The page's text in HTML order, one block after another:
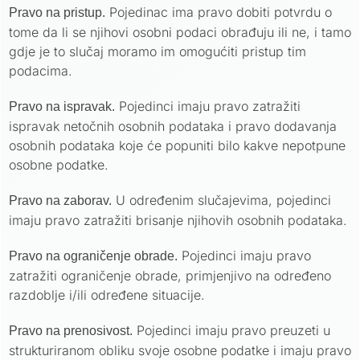
Pravo na pristup. Pojedinac ima pravo dobiti potvrdu o
tome da li se njihovi osobni podaci obrađuju ili ne, i tamo
gdje je to slučaj moramo im omogućiti pristup tim
podacima.
Pravo na ispravak. Pojedinci imaju pravo zatražiti
ispravak netočnih osobnih podataka i pravo dodavanja
osobnih podataka koje će popuniti bilo kakve nepotpune
osobne podatke.
Pravo na zaborav. U određenim slučajevima, pojedinci
imaju pravo zatražiti brisanje njihovih osobnih podataka.
Pravo na ograničenje obrade. Pojedinci imaju pravo
zatražiti ograničenje obrade, primjenjivo na određeno
razdoblje i/ili određene situacije.
Pravo na prenosivost. Pojedinci imaju pravo preuzeti u
strukturiranom obliku svoje osobne podatke i imaju pravo